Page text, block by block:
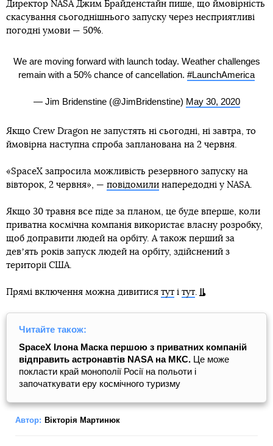
Директор NASA Джим Брайденстайн пише, що ймовірність
скасування сьогоднішнього запуску через несприятливі
погодні умови — 50%.
We are moving forward with launch today. Weather challenges
remain with a 50% chance of cancellation. #LaunchAmerica
— Jim Bridenstine (@JimBridenstine) May 30, 2020
Якщо Crew Dragon не запустять ні сьогодні, ні завтра, то
ймовірна наступна спроба запланована на 2 червня.
«SpaceX запросила можливість резервного запуску на
вівторок, 2 червня», — повідомили напередодні у NASA.
Якщо 30 травня все піде за планом, це буде вперше, коли
приватна космічна компанія використає власну розробку,
щоб доправити людей на орбіту. А також перший за
девʼять років запуск людей на орбіту, здійснений з
території США.
Прямі включення можна дивитися тут і тут.
Читайте також:
SpaceX Ілона Маска першою з приватних компаній
відправить астронавтів NASA на МКС. Це може
покласти край монополії Росії на польоти і
започаткувати еру космічного туризму
Автор: Вікторія Мартинюк